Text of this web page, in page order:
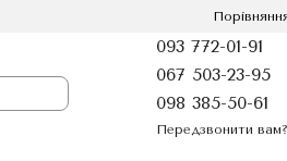
093 772-01-91
067 503-23-95
098 385-50-61
Передзвонити вам?